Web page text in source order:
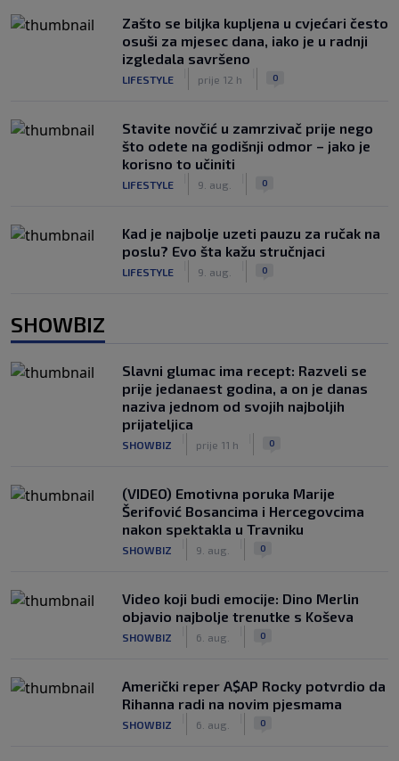
Zašto se biljka kupljena u cvjećari često
osuši za mjesec dana, iako je u radnji
izgledala savršeno
LIFESTYLE prije 12 h 0
Stavite novčić u zamrzivač prije nego
što odete na godišnji odmor – jako je
korisno to učiniti
LIFESTYLE 9. aug. 0
Kad je najbolje uzeti pauzu za ručak na
poslu? Evo šta kažu stručnjaci
LIFESTYLE 9. aug. 0
SHOWBIZ
Slavni glumac ima recept: Razveli se
prije jedanaest godina, a on je danas
naziva jednom od svojih najboljih
prijateljica
SHOWBIZ prije 11 h 0
(VIDEO) Emotivna poruka Marije
Šerifović Bosancima i Hercegovcima
nakon spektakla u Travniku
SHOWBIZ 9. aug. 0
Video koji budi emocije: Dino Merlin
objavio najbolje trenutke s Koševa
SHOWBIZ 6. aug. 0
Američki reper A$AP Rocky potvrdio da
Rihanna radi na novim pjesmama
SHOWBIZ 6. aug. 0